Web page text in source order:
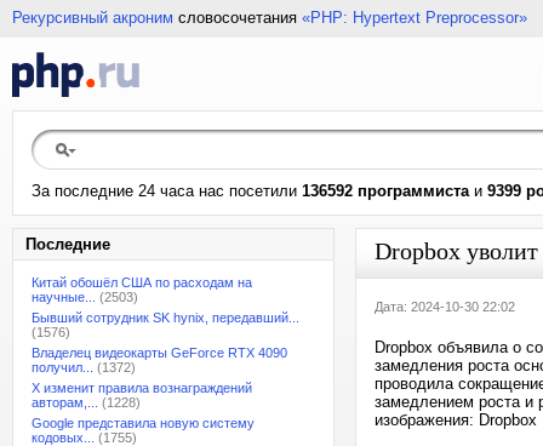
Рекурсивный акроним словосочетания «PHP: Hypertext Preprocessor»
За последние 24 часа нас посетили 136592 программистаи 9399
Последние
Китай обошёл США по расходам на
научные...
(2503)
Бывший сотрудник SK hynix, передавший...
(1576)
Владелец видеокарты GeForce RTX 4090
получил...
(1372)
X изменит правила вознаграждений
авторам,...
(1228)
Google представила новую систему
кодовых...
(1755)
Dropbox уволит
Дата: 2024-10-30 22:02
Dropbox объявила о
замедления роста
проводила
замедлением роста и
изображения: Dropbox